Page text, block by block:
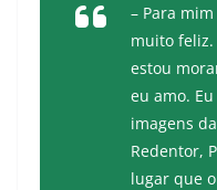
– Para
muito feliz.
estou
eu amo.
imagens
Redentor,
lugar que